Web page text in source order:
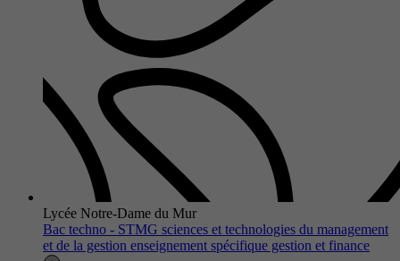
Lycée Notre-Dame du Mur
Bac techno - STMG sciences et technologies du management
et de la gestion enseignement spécifique gestion et finance